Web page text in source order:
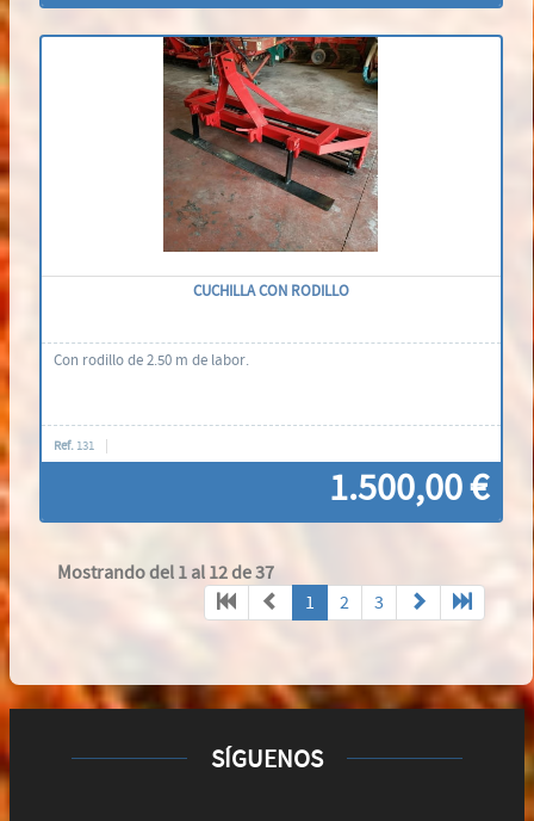
Contáctenos
CUCHILLA CON RODILLO
Con rodillo de 2.50 m de labor.
Ref. 131
1.500,00 €
Contáctenos
Mostrando del 1 al 12 de 37
1
2 3
SÍGUENOS